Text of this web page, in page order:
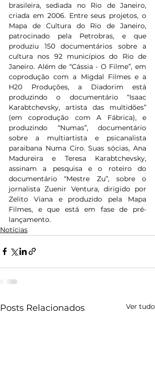
brasileira, sediada no Rio de Janeiro,
criada em 2006. Entre seus projetos, o
Mapa de Cultura do Rio de Janeiro,
patrocinado pela Petrobras, e que
produziu 150 documentários sobre a
cultura nos 92 municípios do Rio de
Janeiro. Além de “Cássia - O Filme”, em
coprodução com a Migdal Filmes e a
H20 Produções, a Diadorim está
produzindo o documentário “Isaac
Karabtchevsky, artista das multidões”
(em coprodução com A Fábrica), e
produzindo “Numas”, documentário
sobre a multiartista e psicanalista
paraibana Numa Ciro. Suas sócias, Ana
Madureira e Teresa Karabtchevsky,
assinam a pesquisa e o roteiro do
documentário “Mestre Zu”, sobre o
jornalista Zuenir Ventura, dirigido por
Zelito Viana e produzido pela Mapa
Filmes, e que está em fase de pré-
lançamento.
Notícias
Posts Relacionados Ver tudo